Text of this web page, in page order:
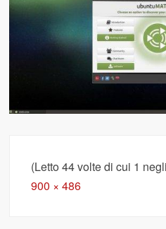
(Letto 44 volte di cui 1
Full
900 × 486